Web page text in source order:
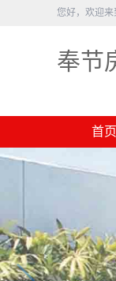
您好，欢迎来
奉节
首页